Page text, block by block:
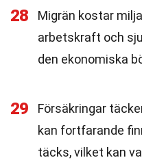
28
Migrän kostar
arbetskraft och
den ekonomiska
29
Försäkringar
kan fortfarande
täcks, vilket kan